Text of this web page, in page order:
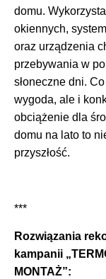
domu.
okiennych,
oraz urządzenia
przebywania w
słoneczne dni.
wygoda, ale i
obciążenie dla
domu na lato to
przyszłość.
***
Rozwiązania
kampanii
MONTAŻ”: